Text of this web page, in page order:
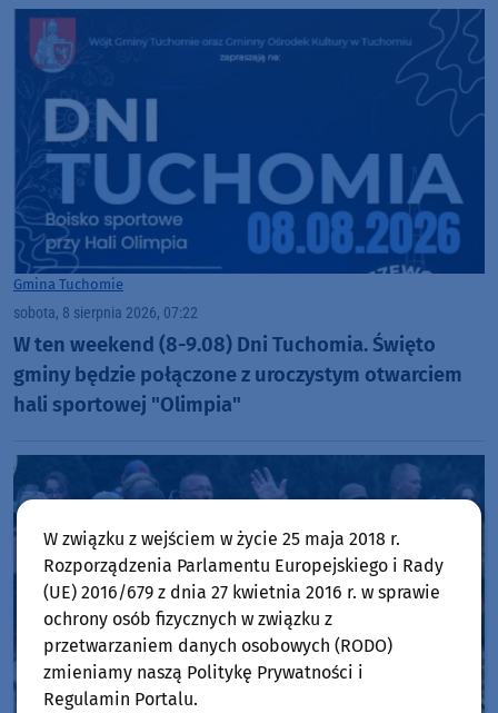
Gmina Tuchomie
sobota, 8 sierpnia 2026, 07:22
W ten weekend (8-9.08) Dni Tuchomia. Święto
gminy będzie połączone z uroczystym otwarciem
hali sportowej "Olimpia"
W związku z wejściem w życie 25 maja 2018 r.
Rozporządzenia Parlamentu Europejskiego i Rady
(UE) 2016/679 z dnia 27 kwietnia 2016 r. w sprawie
ochrony osób fizycznych w związku z
przetwarzaniem danych osobowych (RODO)
zmieniamy naszą Politykę Prywatności i
Regulamin Portalu.